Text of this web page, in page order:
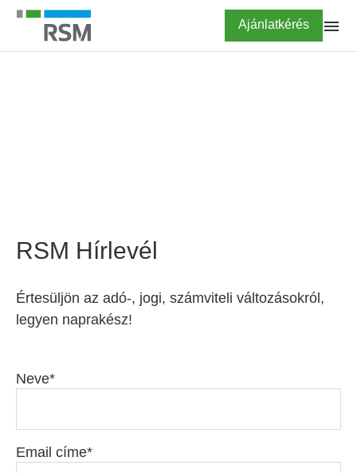
Ugrás
tartalomra
Highlighted
Ajánlatkérés
RSM Hírlevél
Értesüljön az adó-, jogi, számviteli változásokról,
legyen naprakész!
Neve
Email címe